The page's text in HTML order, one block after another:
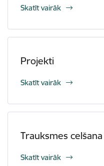
Skatīt vairāk
Projekti
Skatīt vairāk
Trauksmes celšana
Skatīt vairāk